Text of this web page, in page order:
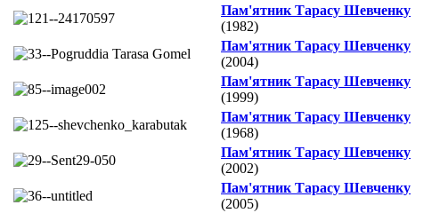
Пам'ятник Тарасу Шевченку
(1982)
Пам'ятник Тарасу Шевченку
(2004)
Пам'ятник Тарасу Шевченку
(1999)
Пам'ятник Тарасу Шевченку
(1968)
Пам'ятник Тарасу Шевченку
(2002)
Пам'ятник Тарасу Шевченку
(2005)